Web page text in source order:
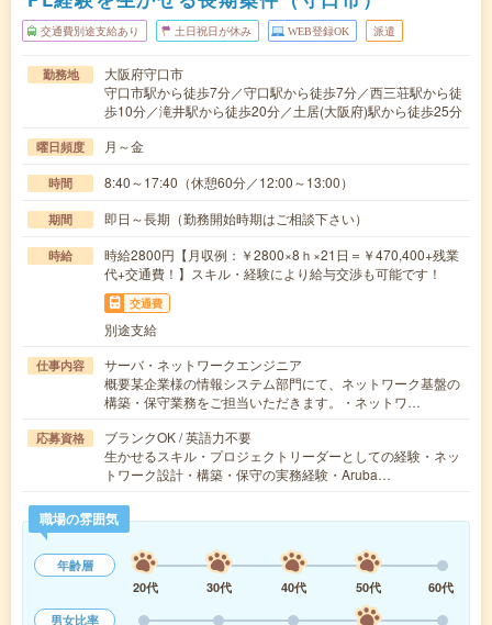
交通費別途支給あり 土日祝日が休み WEB登録OK 派遣
勤務地
大阪府守口市
守口市駅から徒歩7分／守口駅から徒歩7分／西三荘駅から徒
歩10分／滝井駅から徒歩20分／土居(大阪府)駅から徒歩25分
曜日頻度 月～金
時間 8:40～17:40（休憩60分／12:00～13:00）
期間 即日～長期（勤務開始時期はご相談下さい）
時給
時給2800円【月収例：￥2800×8ｈ×21日＝￥470,400+残業
代+交通費！】スキル・経験により給与交渉も可能です！
交通費
別途支給
仕事内容
サーバ・ネットワークエンジニア
概要某企業様の情報システム部門にて、ネットワーク基盤の
構築・保守業務をご担当いただきます。・ネットワ…
応募資格
ブランクOK / 英語力不要
生かせるスキル・プロジェクトリーダーとしての経験・ネッ
トワーク設計・構築・保守の実務経験・Aruba…
職場の雰囲気
年齢層
20代
30代 40代 50代
60代
男女比率